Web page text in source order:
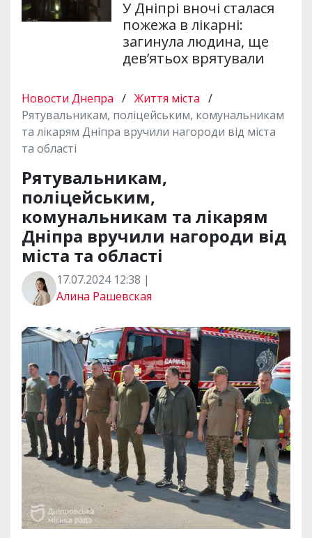
У Дніпрі вночі сталася
пожежа в лікарні:
загинула людина, ще
дев’ятьох врятували
Новости Днепра / Життя міста /
Рятувальникам, поліцейським, комунальникам
та лікарям Дніпра вручили нагороди від міста
та області
Рятувальникам,
поліцейським,
комунальникам та лікарям
Дніпра вручили нагороди від
міста та області
17.07.2024 12:38 |
Алина Рашевская